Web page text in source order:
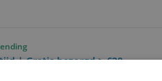
| Gratis bezorgd > €20,-